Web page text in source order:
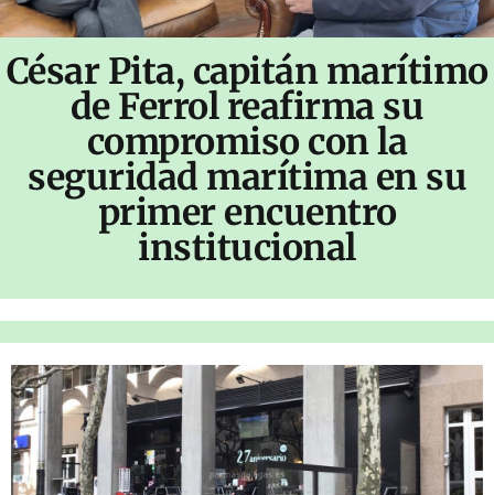
César Pita, capitán marítimo
de Ferrol reafirma su
compromiso con la
seguridad marítima en su
primer encuentro
institucional